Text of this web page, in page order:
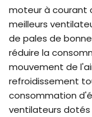
moteur à courant
meilleurs
de pales de
réduire la
mouvement de
refroidissement
consommation
ventilateurs